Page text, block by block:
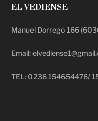
EL VEDIENSE
Manuel Dorrego 166
Email:
TEL: 0236 154654476/